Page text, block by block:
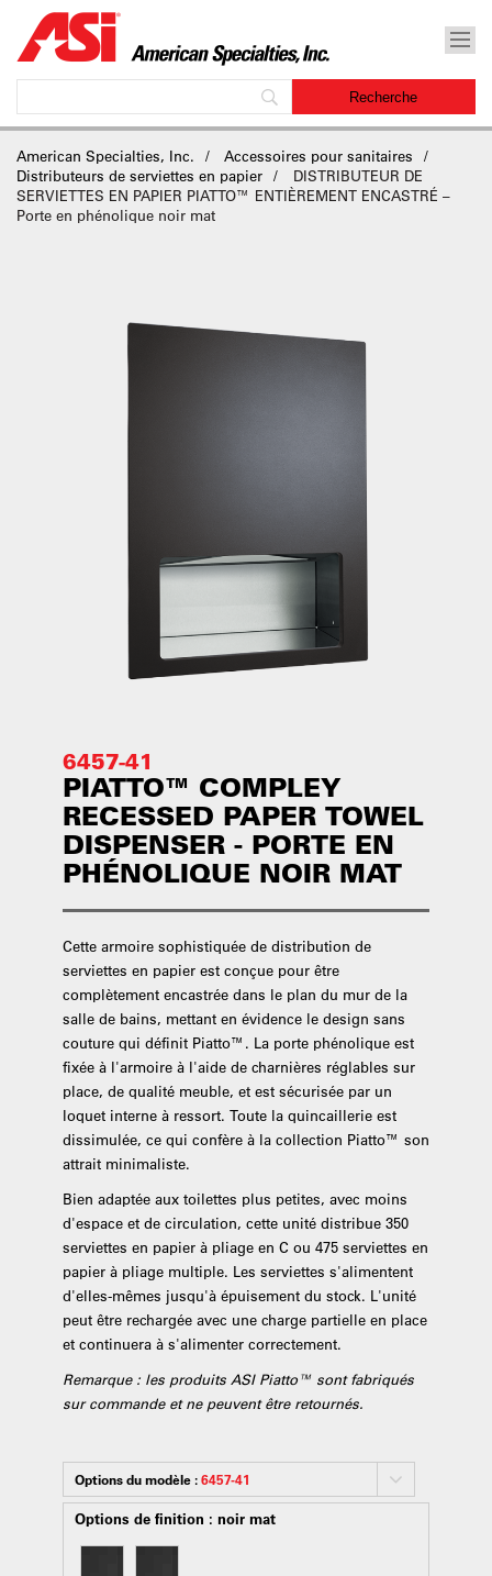
American Specialties, Inc.
Accessoires pour sanitaires
Distributeurs de serviettes en papier
DISTRIBUTEUR DE
SERVIETTES EN PAPIER PIATTO™ ENTIÈREMENT ENCASTRÉ –
Porte en phénolique noir mat
6457-41
PIATTO™ COMPLEY
RECESSED PAPER TOWEL
DISPENSER - PORTE EN
PHÉNOLIQUE NOIR MAT
Cette armoire sophistiquée de distribution de
serviettes en papier est conçue pour être
complètement encastrée dans le plan du mur de la
salle de bains, mettant en évidence le design sans
couture qui définit Piatto™. La porte phénolique est
fixée à l'armoire à l'aide de charnières réglables sur
place, de qualité meuble, et est sécurisée par un
loquet interne à ressort. Toute la quincaillerie est
dissimulée, ce qui confère à la collection Piatto™ son
attrait minimaliste.
Bien adaptée aux toilettes plus petites, avec moins
d'espace et de circulation, cette unité distribue 350
serviettes en papier à pliage en C ou 475 serviettes en
papier à pliage multiple. Les serviettes s'alimentent
d'elles-mêmes jusqu'à épuisement du stock. L'unité
peut être rechargée avec une charge partielle en place
et continuera à s'alimenter correctement.
Remarque : les produits ASI Piatto™ sont fabriqués
sur commande et ne peuvent être retournés.
Options du modèle :6457-41
Options de finition : noir mat